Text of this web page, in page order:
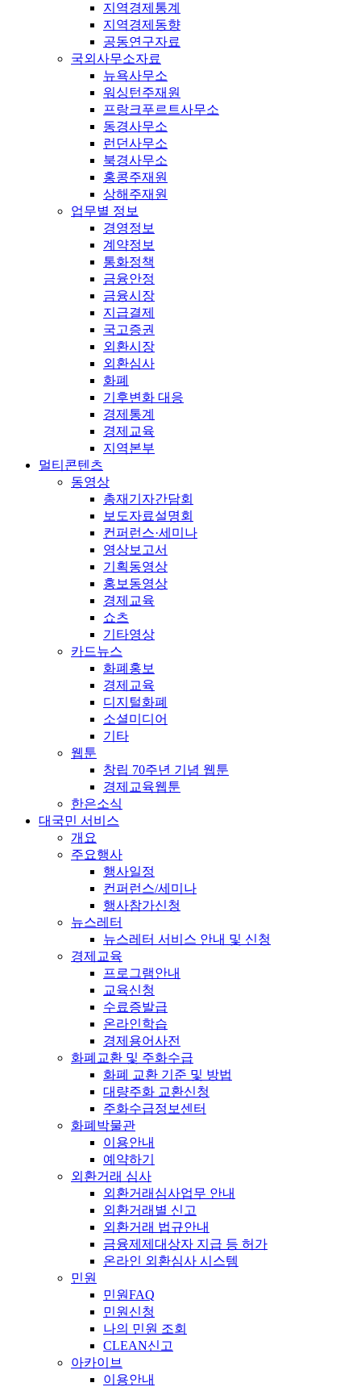
지역경제통계
지역경제동향
공동연구자료
국외사무소자료
뉴욕사무소
워싱턴주재원
프랑크푸르트사무소
동경사무소
런던사무소
북경사무소
홍콩주재원
상해주재원
업무별 정보
경영정보
계약정보
통화정책
금융안정
금융시장
지급결제
국고증권
외환시장
외환심사
화폐
기후변화 대응
경제통계
경제교육
지역본부
멀티콘텐츠
동영상
총재기자간담회
보도자료설명회
컨퍼런스·세미나
영상보고서
기획동영상
홍보동영상
경제교육
쇼츠
기타영상
카드뉴스
화폐홍보
경제교육
디지털화폐
소셜미디어
기타
웹툰
창립 70주년 기념 웹툰
경제교육웹툰
한은소식
대국민 서비스
개요
주요행사
행사일정
컨퍼런스/세미나
행사참가신청
뉴스레터
뉴스레터 서비스 안내 및 신청
경제교육
프로그램안내
교육신청
수료증발급
온라인학습
경제용어사전
화폐교환 및 주화수급
화폐 교환 기준 및 방법
대량주화 교환신청
주화수급정보센터
화폐박물관
이용안내
예약하기
외환거래 심사
외환거래심사업무 안내
외환거래별 신고
외환거래 법규안내
금융제제대상자 지급 등 허가
온라인 외환심사 시스템
민원
민원FAQ
민원신청
나의 민원 조회
CLEAN신고
아카이브
이용안내